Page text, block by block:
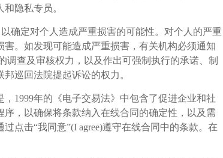
隐私专员。
确定对个人造成严重损害的可能性。对个人的严重
。如发现可能造成严重损害，有关机构必须通知
查及审核权力，以及作出可强制执行的承诺、制
巡回法院提起诉讼的权力。
1999年的《电子交易法》中包含了促进企业和社
，以确保将条款纳入在线合同的确定性，以及需
点击“我同意”(I agree)遵守在线合同中的条款。在